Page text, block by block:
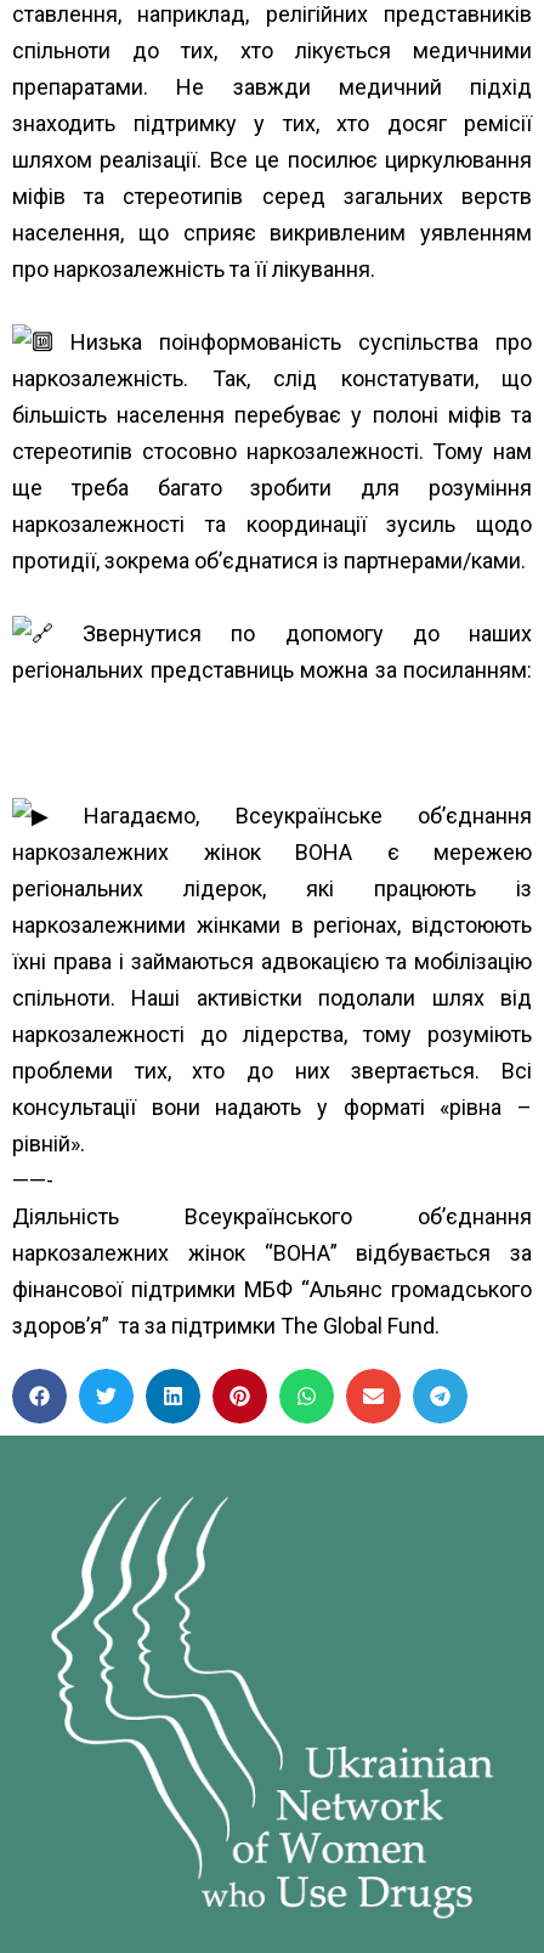
ставлення, наприклад, релігійних представників
спільноти до тих, хто лікується медичними
препаратами. Не завжди медичний підхід
знаходить підтримку у тих, хто досяг ремісії
шляхом реалізації. Все це посилює циркулювання
міфів та стереотипів серед загальних верств
населення, що сприяє викривленим уявленням
про наркозалежність та її лікування.
Низька поінформованість суспільства про
наркозалежність. Так, слід констатувати, що
більшість населення перебуває у полоні міфів та
стереотипів стосовно наркозалежності. Тому нам
ще треба багато зробити для розуміння
наркозалежності та координації зусиль щодо
протидії, зокрема об’єднатися із партнерами/ками.
Звернутися по допомогу до наших
регіональних представниць можна за посиланням:
Нагадаємо, Всеукраїнське об’єднання
наркозалежних жінок ВОНА є мережею
регіональних лідерок, які працюють із
наркозалежними жінками в регіонах, відстоюють
їхні права і займаються адвокацією та мобілізацію
спільноти. Наші активістки подолали шлях від
наркозалежності до лідерства, тому розуміють
проблеми тих, хто до них звертається. Всі
консультації вони надають у форматі «рівна –
рівній».
——-
Діяльність Всеукраїнського об’єднання
наркозалежних жінок “ВОНА” відбувається за
фінансової підтримки МБФ “Альянс громадського
здоров’я” та за підтримки The Global Fund.